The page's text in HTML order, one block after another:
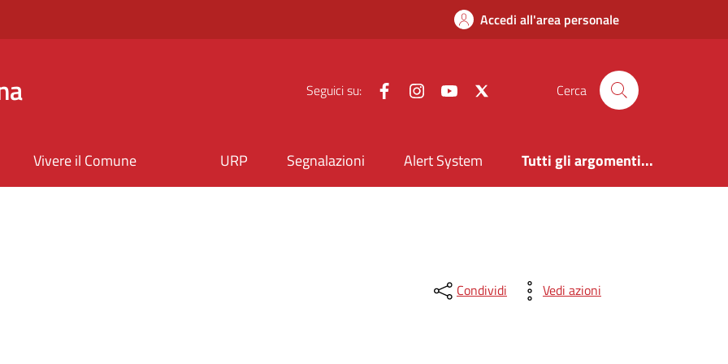
Accedi all'area personale
Seguici su: FacebookInstagramYouTube Cerca
Vivere il Comune URP Segnalazioni Alert System Tutti gli argomenti...
Condividi Vedi azioni